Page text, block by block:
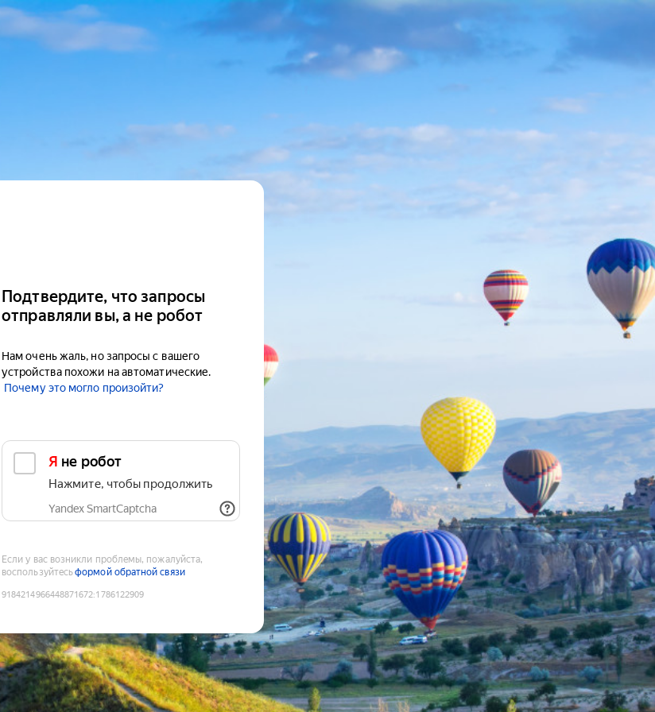
Подтвердите, что запросы
отправляли вы, а не робот
Нам очень жаль, но запросы с вашего
устройства похожи на автоматические.
Почему это могло произойти?
Я не робот
Нажмите, чтобы продолжить
Yandex SmartCaptcha
Если у вас возникли проблемы, пожалуйста,
воспользуйтесьформой обратной связи
9184214966448871672:1786122909